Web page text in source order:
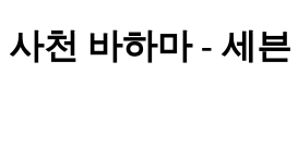
사천 바하마 - 세